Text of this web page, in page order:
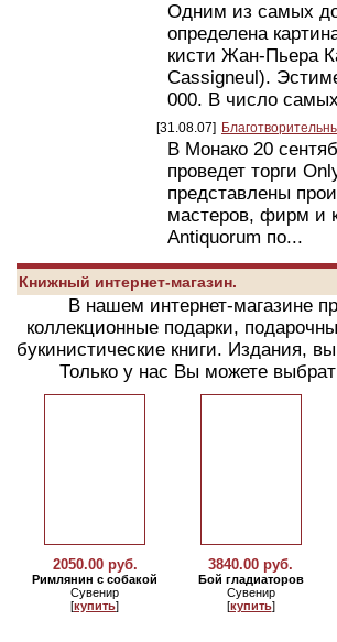
Одним из самых
определена
кисти Жан-Пьера
Cassigneul).
000. В число
[31.08.07]
В Монако 20
проведет торги
представлены
мастеров, фирм и
Antiquorum по...
Книжный интернет-магазин.
В нашем интернет-магазине
коллекционные подарки,
букинистические книги. Издания,
Только у нас Вы можете
2050.00 руб.
Римлянин с собакой
Сувенир
[купить]
3840.00 руб.
Бой гладиаторов
Сувенир
[купить]